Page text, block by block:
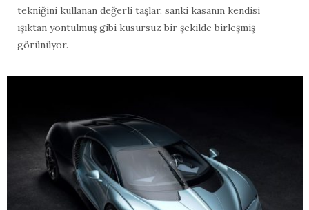
tekniğini kullanan değerli taşlar, sanki kasanın kendisi
ışıktan yontulmuş gibi kusursuz bir şekilde birleşmiş
görünüyor.